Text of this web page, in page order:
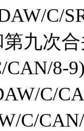
C/
九次
CAN/8-
C/
C/